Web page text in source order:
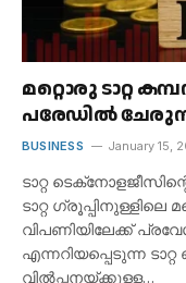
മറ്റൊരു ടാറ്റ
പരേഡിൽ
BUSINESS January 15,
ടാറ്റ
ടാറ്റ
വിപണിയിലേക്ക്
എന്നറിയപ്പെടുന്ന
വിൽപ്പനയ്ക്കുള്ള…